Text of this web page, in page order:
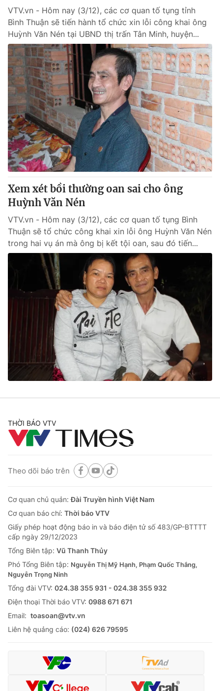
VTV.vn - Hôm nay (3/12), các cơ quan tố tụng tỉnh
Bình Thuận sẽ tiến hành tổ chức xin lỗi công khai ông
Huỳnh Văn Nén tại UBND thị trấn Tân Minh, huyện...
Xem xét bồi thường oan sai cho ông
Huỳnh Văn Nén
VTV.vn - Hôm nay (3/12), các cơ quan tố tụng Bình
Thuận sẽ tổ chức công khai xin lỗi ông Huỳnh Văn Nén
trong hai vụ án mà ông bị kết tội oan, sau đó tiến...
THỜI BÁO VTV
Theo dõi báo trên
Cơ quan chủ quản:Đài Truyền hình Việt Nam
Cơ quan báo chí: Thời báo VTV
Giấy phép hoạt động báo in và báo điện tử số 483/GP-BTTTT
cấp ngày 29/12/2023
Tổng Biên tập: Vũ Thanh Thủy
Phó Tổng Biên tập: Nguyễn Thị Mỹ Hạnh, Phạm Quốc Thắng,
Nguyễn Trọng Ninh
Tổng đài VTV: 024.38 355 931 - 024.38 355 932
Ðiện thoại Thời báo VTV: 0988 671 671
Email: toasoan@vtv.vn
Liên hệ quảng cáo: (024) 626 79595